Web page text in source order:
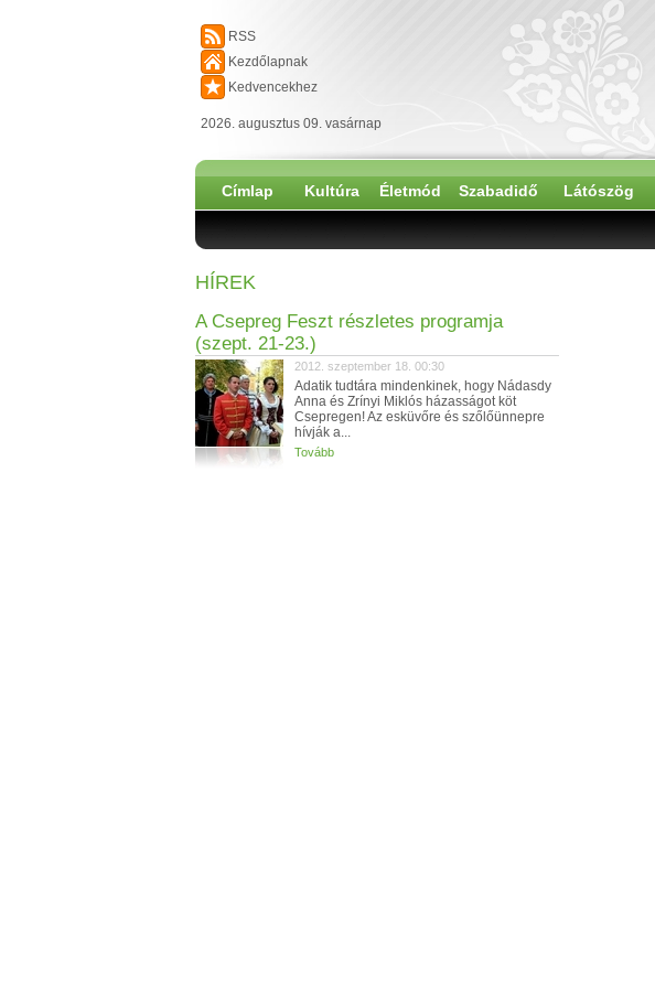
RSS
Kezdőlapnak
Kedvencekhez
2026. augusztus 09. vasárnap
Címlap Kultúra Életmód Szabadidő Látószög
HÍREK
A Csepreg Feszt részletes programja
(szept. 21-23.)
2012. szeptember 18. 00:30
Adatik tudtára mindenkinek, hogy Nádasdy
Anna és Zrínyi Miklós házasságot köt
Csepregen! Az esküvőre és szőlőünnepre
hívják a...
Tovább